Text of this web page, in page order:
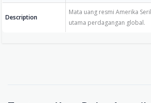
Description
Mata uang resmi Amerika
utama perdagangan global.